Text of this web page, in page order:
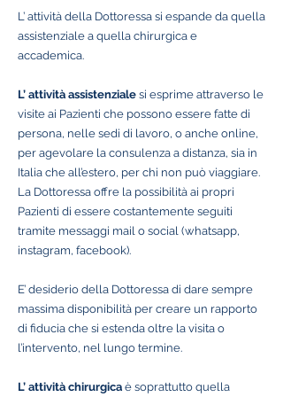
L’ attività della Dottoressa si espande da quella
assistenziale a quella chirurgica e
accademica.
L’ attività assistenziale si esprime attraverso le
visite ai Pazienti che possono essere fatte di
persona, nelle sedi di lavoro, o anche online,
per agevolare la consulenza a distanza, sia in
Italia che all’estero, per chi non può viaggiare.
La Dottoressa offre la possibilità ai propri
Pazienti di essere costantemente seguiti
tramite messaggi mail o social (whatsapp,
instagram, facebook).
E’ desiderio della Dottoressa di dare sempre
massima disponibilità per creare un rapporto
di fiducia che si estenda oltre la visita o
l’intervento, nel lungo termine.
L’ attività chirurgica è soprattutto quella